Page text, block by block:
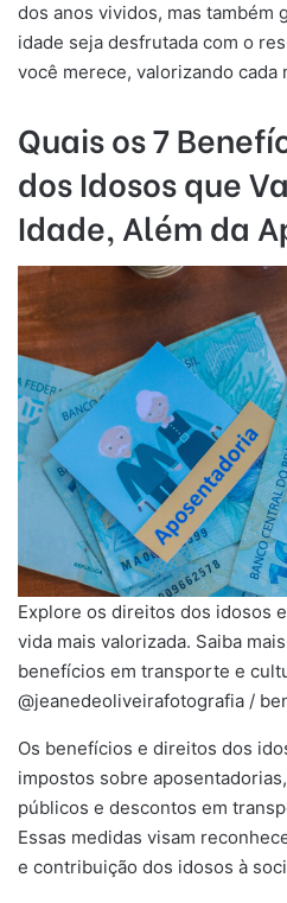
dos anos vividos, mas também
idade seja desfrutada com o
você merece, valorizando cada
Quais os 7
dos Idosos que
Idade, Além da
Explore os direitos dos idosos
vida mais valorizada. Saiba
benefícios em transporte e
@jeanedeoliveirafotografia /
Os benefícios e direitos dos
impostos sobre
públicos e descontos em
Essas medidas visam
e contribuição dos idosos à